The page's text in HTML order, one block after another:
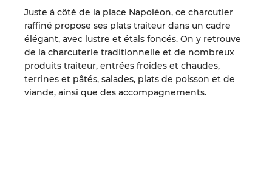
Juste à côté de la place Napoléon, ce charcutier
raffiné propose ses plats traiteur dans un cadre
élégant, avec lustre et étals foncés. On y retrouve
de la charcuterie traditionnelle et de nombreux
produits traiteur, entrées froides et chaudes,
terrines et pâtés, salades, plats de poisson et de
viande, ainsi que des accompagnements.